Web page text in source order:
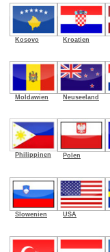
Kosovo Kroatien
Moldawien Neuseeland
Philippinen Polen
Slowenien USA